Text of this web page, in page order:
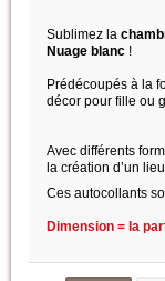
Sublimez la
Nuage blanc !
Prédécoupés à la
décor pour fille ou
Avec différents
la création d’un
Ces autocollants
Dimension = la